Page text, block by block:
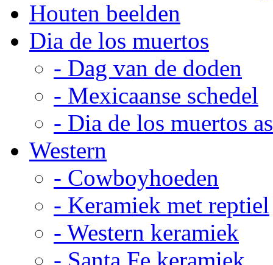
Houten beelden
Dia de los muertos
- Dag van de doden
- Mexicaanse schedel
- Dia de los muertos
Western
- Cowboyhoeden
- Keramiek met reptiel
- Western keramiek
- Santa Fe keramiek